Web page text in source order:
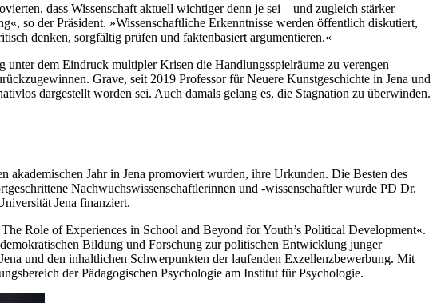
dass Wissenschaft aktuell wichtiger denn je sei – und zugleich stärker
so der Präsident. »Wissenschaftliche Erkenntnisse werden öffentlich diskutiert,
denken, sorgfältig prüfen und faktenbasiert argumentieren.«
dem Eindruck multipler Krisen die Handlungsspielräume zu verengen
Grave, seit 2019 Professor für Neuere Kunstgeschichte in Jena und
dargestellt worden sei. Auch damals gelang es, die Stagnation zu überwinden.
akademischen Jahr in Jena promoviert wurden, ihre Urkunden. Die Besten des
Nachwuchswissenschaftlerinnen und -wissenschaftler wurde PD Dr.
Jena finanziert.
Role of Experiences in School and Beyond for Youth’s Political Development«.
Bildung und Forschung zur politischen Entwicklung junger
und den inhaltlichen Schwerpunkten der laufenden Exzellenzbewerbung. Mit
der Pädagogischen Psychologie am Institut für Psychologie.